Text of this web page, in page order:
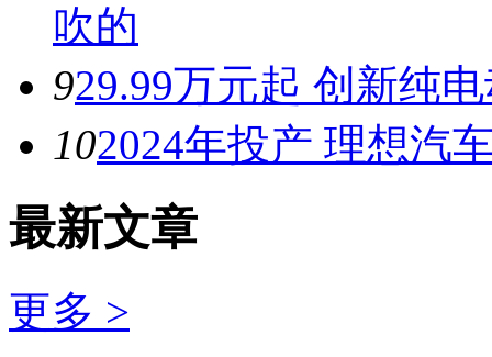
吹的
929.99万元起 创新纯
102024年投产 理想汽
最新文章
更多 >